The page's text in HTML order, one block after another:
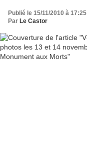
Publié le 15/11/2010 à 17:25
Par Le Castor